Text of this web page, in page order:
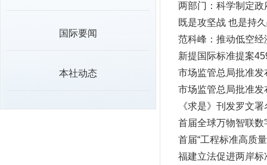
国际要闻
本社动态
两部门：科学制定
既是攻坚战 也是持
范科峰：推动低空经
新提国际标准提案
市场监管总局批准
市场监管总局批准
《求是》刊发罗文
首届全球万物智联
首届“工程标准高质
福建立法促进两岸标